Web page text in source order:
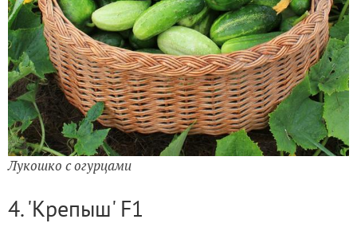
Лукошко с огурцами
4. 'Крепыш' F1